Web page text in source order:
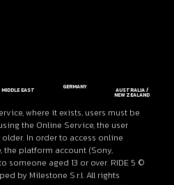
MIDDLE EAST
GERMANY AUSTRALIA /
NEW ZEALAND
where it exists, users must be
the Online Service, the user
In order to access online
platform account (Sony,
someone aged 13 or over. RIDE 5 ©
by Milestone S.r.l. All rights